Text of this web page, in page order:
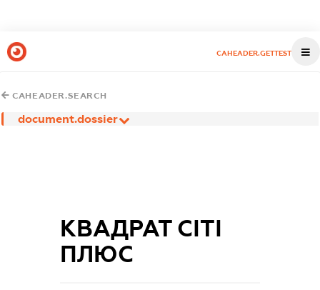
CAHEADER.GETTEST
CAHEADER.SEARCH
document.dossier
КВАДРАТ СІТІ
ПЛЮС